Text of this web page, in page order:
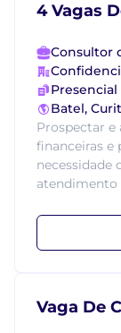
4 Vagas
Consultor
Presencial
Batel,
Prospectar e
financeiras e
necessidade
atendimento
Vaga De